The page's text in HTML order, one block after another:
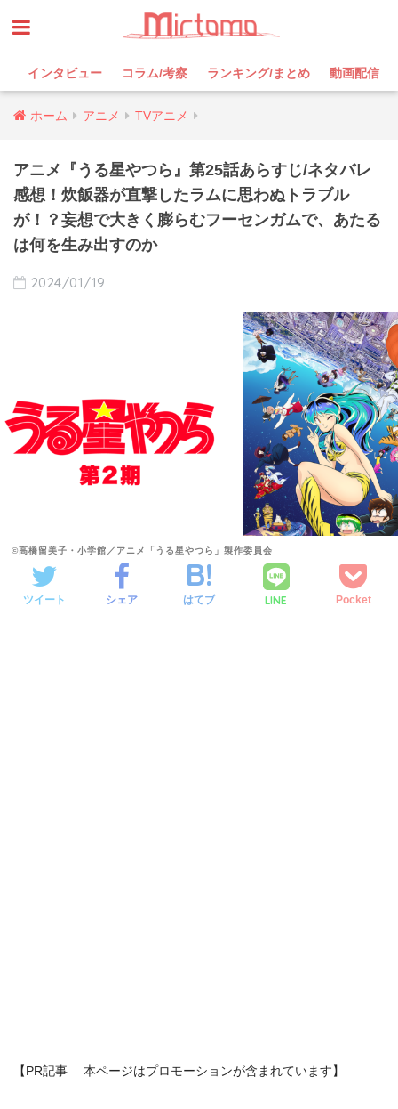
インタビュー コラム/考察 ランキング/まとめ 動画配信
ホーム アニメ TVアニメ
アニメ『うる星やつら』第25話あらすじ/ネタバレ
感想！炊飯器が直撃したラムに思わぬトラブル
が！？妄想で大きく膨らむフーセンガムで、あたる
は何を生み出すのか
2024/01/19
©高橋留美子・小学館／アニメ「うる星やつら」製作委員会
ツイート シェア はてブ LINE Pocket
【PR記事 本ページはプロモーションが含まれています】